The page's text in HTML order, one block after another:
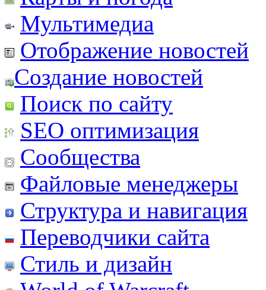
Мультимедиа
Отображение новостей
Создание новостей
Поиск по сайту
SEO оптимизация
Сообщества
Файловые менеджеры
Структура и навигация
Переводчики сайта
Стиль и дизайн